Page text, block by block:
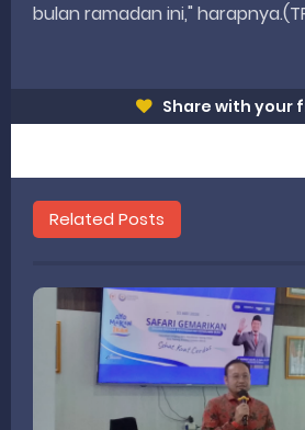
bulan ramadan ini,"
Share with your
Related Posts